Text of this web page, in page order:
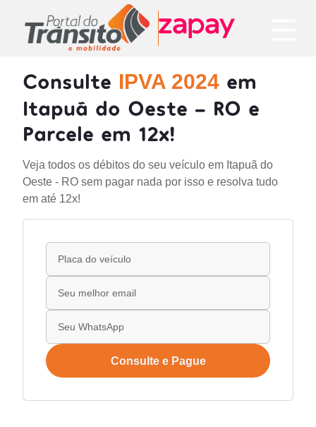
Consulte IPVA 2024 em
Itapuã do Oeste - RO e
Parcele em 12x!
Veja todos os débitos do seu veículo em Itapuã do
Oeste - RO sem pagar nada por isso e resolva tudo
em até 12x!
Consulte e Pague